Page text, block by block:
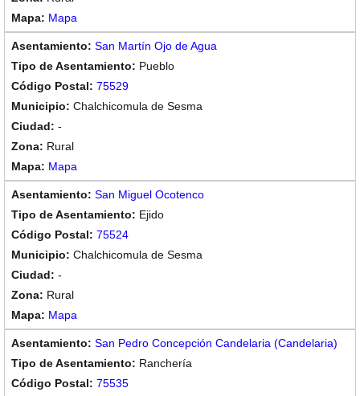
Mapa
San Martín Ojo de Agua
Pueblo
75529
Chalchicomula de Sesma
-
Rural
Mapa
San Miguel Ocotenco
Ejido
75524
Chalchicomula de Sesma
-
Rural
Mapa
San Pedro Concepción Candelaria (Candelaria)
Ranchería
75535